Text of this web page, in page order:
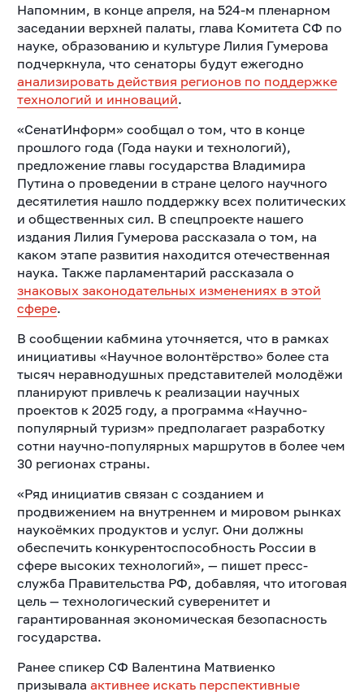
Напомним, в конце апреля, на 524-м пленарном
заседании верхней палаты, глава Комитета СФ по
науке, образованию и культуре Лилия Гумерова
подчеркнула, что сенаторы будут ежегодно
анализировать действия регионов по поддержке
технологий и инноваций.
«СенатИнформ» сообщал о том, что в конце
прошлого года (Года науки и технологий),
предложение главы государства Владимира
Путина о проведении в стране целого научного
десятилетия нашло поддержку всех политических
и общественных сил. В спецпроекте нашего
издания Лилия Гумерова рассказала о том, на
каком этапе развития находится отечественная
наука. Также парламентарий рассказала о
знаковых законодательных изменениях в этой
сфере.
В сообщении кабмина уточняется, что в рамках
инициативы «Научное волонтёрство» более ста
тысяч неравнодушных представителей молодёжи
планируют привлечь к реализации научных
проектов к 2025 году, а программа «Научно-
популярный туризм» предполагает разработку
сотни научно-популярных маршрутов в более чем
30 регионах страны.
«Ряд инициатив связан с созданием и
продвижением на внутреннем и мировом рынках
наукоёмких продуктов и услуг. Они должны
обеспечить конкурентоспособность России в
сфере высоких технологий», — пишет пресс-
служба Правительства РФ, добавляя, что итоговая
цель — технологический суверенитет и
гарантированная экономическая безопасность
государства.
Ранее спикер СФ Валентина Матвиенко
призывала активнее искать перспективные